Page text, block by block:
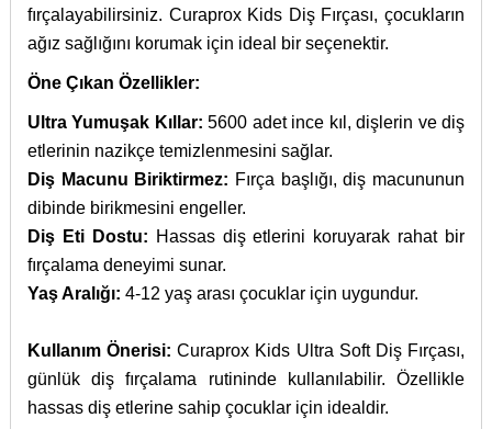
fırçalayabilirsiniz. Curaprox Kids Diş Fırçası, çocukların
ağız sağlığını korumak için ideal bir seçenektir.
Öne Çıkan Özellikler:
Ultra Yumuşak Kıllar: 5600 adet ince kıl, dişlerin ve diş
etlerinin nazikçe temizlenmesini sağlar.
Diş Macunu Biriktirmez: Fırça başlığı, diş macununun
dibinde birikmesini engeller.
Diş Eti Dostu: Hassas diş etlerini koruyarak rahat bir
fırçalama deneyimi sunar.
Yaş Aralığı: 4-12 yaş arası çocuklar için uygundur.
Kullanım Önerisi: Curaprox Kids Ultra Soft Diş Fırçası,
günlük diş fırçalama rutininde kullanılabilir. Özellikle
hassas diş etlerine sahip çocuklar için idealdir.